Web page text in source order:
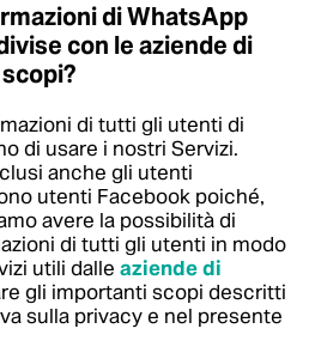
di WhatsApp
con le aziende di
di tutti gli utenti di
di usare i nostri Servizi.
anche gli utenti
utenti Facebook poiché,
avere la possibilità di
di tutti gli utenti in modo
utili dalle aziende di
gli importanti scopi descritti
sulla privacy e nel presente